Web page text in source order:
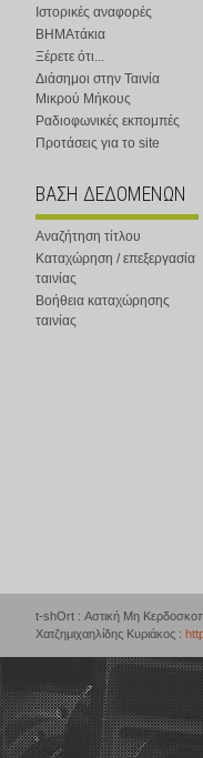
Ιστορικές αναφορές
ΒΗΜΑτάκια
Ξέρετε ότι...
Διάσημοι στην Ταινία
Μικρού Μήκους
Ραδιοφωνικές εκπομπές
Προτάσεις για το site
ΒΑΣΗ ΔΕΔΟΜΕΝΩΝ
Αναζήτηση τίτλου
Καταχώρηση / επεξεργασία
ταινίας
Βοήθεια καταχώρησης
ταινίας
t-shOrt : Αστική Μη
Χατζημιχαηλίδης Κυριάκος :